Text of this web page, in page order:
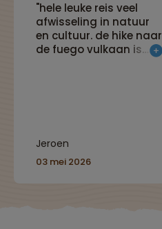
"hele leuke reis veel
afwisseling in natuur
en cultuur. de hike naar
de fuego vulkaan is
Jeroen
03 mei 2026